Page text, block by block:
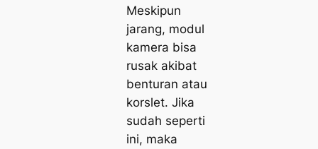
Meskipun
jarang, modul
kamera bisa
rusak akibat
benturan atau
korslet. Jika
sudah seperti
ini, maka